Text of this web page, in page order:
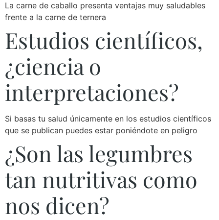
La carne de caballo presenta ventajas muy saludables
frente a la carne de ternera
Estudios científicos,
¿ciencia o
interpretaciones?
Si basas tu salud únicamente en los estudios científicos
que se publican puedes estar poniéndote en peligro
¿Son las legumbres
tan nutritivas como
nos dicen?